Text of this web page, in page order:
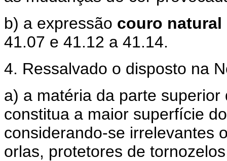
b) a expressão couro natural
41.07 e 41.12 a 41.14.
4. Ressalvado o disposto na
a) a matéria da parte
constitua a maior superfície
considerando-se irrelevantes
orlas, protetores de